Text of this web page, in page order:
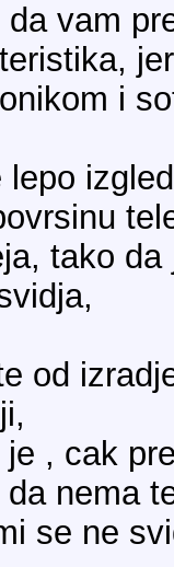
da vam
i
lepo
tako
od
je , cak
da nema
se ne